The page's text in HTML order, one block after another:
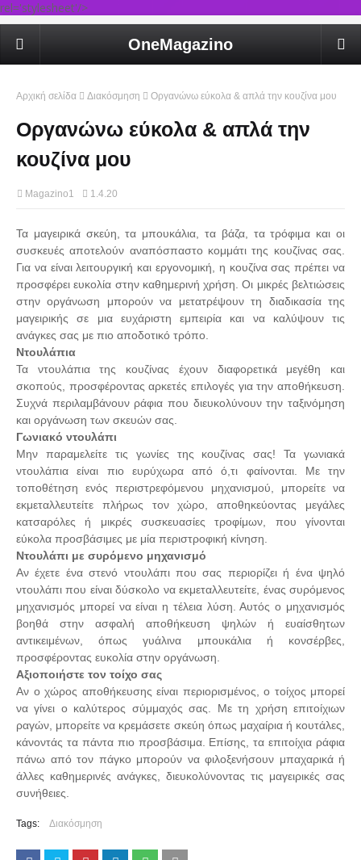
rel='stylesheet'/>
OneMagazino
Αρχική σελίδα Διακόσμηση Οργανώνω εύκολα & απλά την κουζίνα μου
Οργανώνω εύκολα & απλά την
κουζίνα μου
Magazino1 1.4.20
Τα μαγειρικά σκεύη, τα μπουκάλια, τα βάζα, τα τρόφιμα και οι
συσκευές αποτελούν αναπόσπαστο κομμάτι της κουζίνας σας.
Για να είναι λειτουργική και εργονομική, η κουζίνα σας πρέπει να
προσφέρει ευκολία στην καθημερινή χρήση. Οι μικρές βελτιώσεις
στην οργάνωση μπορούν να μετατρέψουν τη διαδικασία της
μαγειρικής σε μια ευχάριστη εμπειρία και να καλύψουν τις
ανάγκες σας με πιο αποδοτικό τρόπο.
Ντουλάπια
Τα ντουλάπια της κουζίνας έχουν διαφορετικά μεγέθη και
σκοπούς, προσφέροντας αρκετές επιλογές για την αποθήκευση.
Συχνά περιλαμβάνουν ράφια που διευκολύνουν την ταξινόμηση
και οργάνωση των σκευών σας.
Γωνιακό ντουλάπι
Μην παραμελείτε τις γωνίες της κουζίνας σας! Τα γωνιακά
ντουλάπια είναι πιο ευρύχωρα από ό,τι φαίνονται. Με την
τοποθέτηση ενός περιστρεφόμενου μηχανισμού, μπορείτε να
εκμεταλλευτείτε πλήρως τον χώρο, αποθηκεύοντας μεγάλες
κατσαρόλες ή μικρές συσκευασίες τροφίμων, που γίνονται
εύκολα προσβάσιμες με μία περιστροφική κίνηση.
Ντουλάπι με συρόμενο μηχανισμό
Αν έχετε ένα στενό ντουλάπι που σας περιορίζει ή ένα ψηλό
ντουλάπι που είναι δύσκολο να εκμεταλλευτείτε, ένας συρόμενος
μηχανισμός μπορεί να είναι η τέλεια λύση. Αυτός ο μηχανισμός
βοηθά στην ασφαλή αποθήκευση ψηλών ή ευαίσθητων
αντικειμένων, όπως γυάλινα μπουκάλια ή κονσέρβες,
προσφέροντας ευκολία στην οργάνωση.
Αξιοποιήστε τον τοίχο σας
Αν ο χώρος αποθήκευσης είναι περιορισμένος, ο τοίχος μπορεί
να γίνει ο καλύτερος σύμμαχός σας. Με τη χρήση επιτοίχιων
ραγών, μπορείτε να κρεμάσετε σκεύη όπως μαχαίρια ή κουτάλες,
κάνοντάς τα πάντα πιο προσβάσιμα. Επίσης, τα επιτοίχια ράφια
πάνω από τον πάγκο μπορούν να φιλοξενήσουν μπαχαρικά ή
άλλες καθημερινές ανάγκες, διευκολύνοντας τις μαγειρικές σας
συνήθειες.
Tags: Διακόσμηση